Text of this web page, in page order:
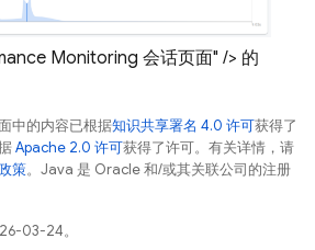
Monitoring 会话页面" /> 的
中的内容已根据知识共享署名 4.0 许可获得了
Apache 2.0 许可获得了许可。有关详情，请
策。Java 是 Oracle 和/或其关联公司的注册
03-24。